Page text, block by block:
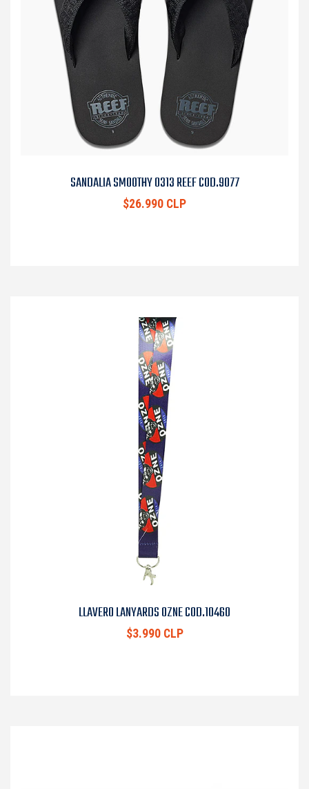
SANDALIA SMOOTHY 0313 REEF COD.9077
$26.990 CLP
LLAVERO LANYARDS OZNE COD.10460
$3.990 CLP